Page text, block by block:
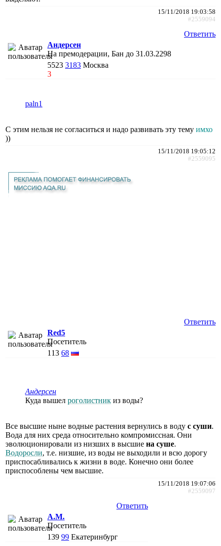
15/11/2018 19:03:58
#2559094
Ответить
Андерсен
На премодерации, Бан до 31.03.2298
5523 3183 Москва
3
paln1
С этим нельзя не согласиться и надо развивать эту тему имхо
))
15/11/2018 19:05:12
#2559095
Ответить
Red5
Посетитель
113 68
Андерсен
Куда вышел роголистник из воды?
Все высшие ныне водные растения вернулись в воду с суши.
Вода для них среда относительно компромиссная. Они
эволюционировали из низших в высшие на суше.
Водоросли, т.е. низшие, из воды не выходили и всю дорогу
приспосабливались к жизни в воде. Конечно они более
приспособлены чем высшие.
15/11/2018 19:07:06
#2559097
Ответить
A.M.
Посетитель
139 99 Екатеринбург